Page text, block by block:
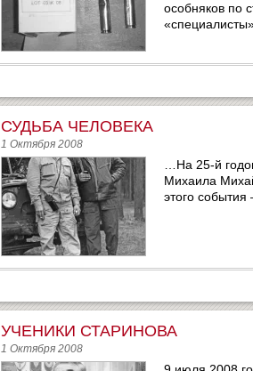
особняков по
СУДЬБА ЧЕЛОВЕКА
1 Октября 2008
…На 25-й
Михаила
этого события
УЧЕНИКИ СТАРИНОВА
1 Октября 2008